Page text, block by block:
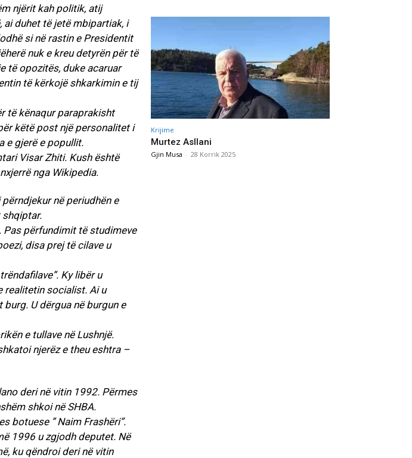
njërit kah politik, atij
duhet të jetë mbipartiak, i
si në rastin e Presidentit
nuk e kreu detyrën për të
të opozitës, duke acaruar
të kërkojë shkarkimin e tij
të kënaqur paraprakisht
këtë post një personalitet i
e gjerë e popullit.
Visar Zhiti. Kush është
nga Wikipedia.
në periudhën e
Pas përfundimit të studimeve
disa prej të cilave u
Ky libër u
realitetin socialist. Ai u
U dërgua në burgun e
e tullave në Lushnjë.
deri në vitin 1992. Përmes
shkoi në SHBA.
botuese ” Naim Frashëri”.
1996 u zgjodh deputet. Në
ku qëndroi deri në vitin
Krijime
Murtez Asllani
Gjin Musa - 28 Korrik 2025